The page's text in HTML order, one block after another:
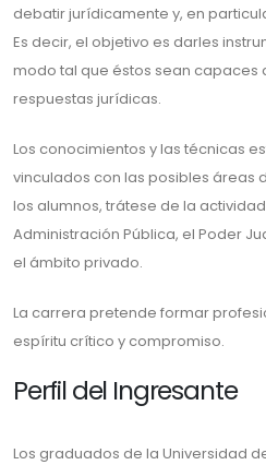
debatir jurídicamente y, en
Es decir, el objetivo es darles
modo tal que éstos sean capaces
respuestas jurídicas.
Los conocimientos y las técnicas
vinculados con las posibles áreas
los alumnos, trátese de la
Administración Pública, el Poder
el ámbito privado.
La carrera pretende formar
espíritu crítico y compromiso.
Perfil del Ingresante
Los graduados de la Universidad